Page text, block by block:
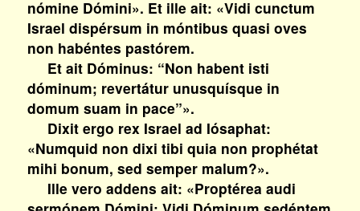
nómine Dómini». Et ille ait: «Vidi cunctum
Israel dispérsum in móntibus quasi oves
non habéntes pastórem.
Et ait Dóminus: “Non habent isti
dóminum; revertátur unusquísque in
domum suam in pace”».
Dixit ergo rex Israel ad Iósaphat:
«Numquid non dixi tibi quia non prophétat
mihi bonum, sed semper malum?».
Ille vero addens ait: «Proptérea audi